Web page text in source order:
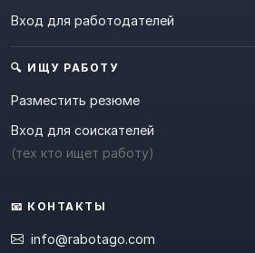
Вход для работодателей
🔍 ИЩУ РАБОТУ
Разместить резюме
Вход для соискателей
(тех кто ищет работу)
📧 КОНТАКТЫ
info@rabotago.com